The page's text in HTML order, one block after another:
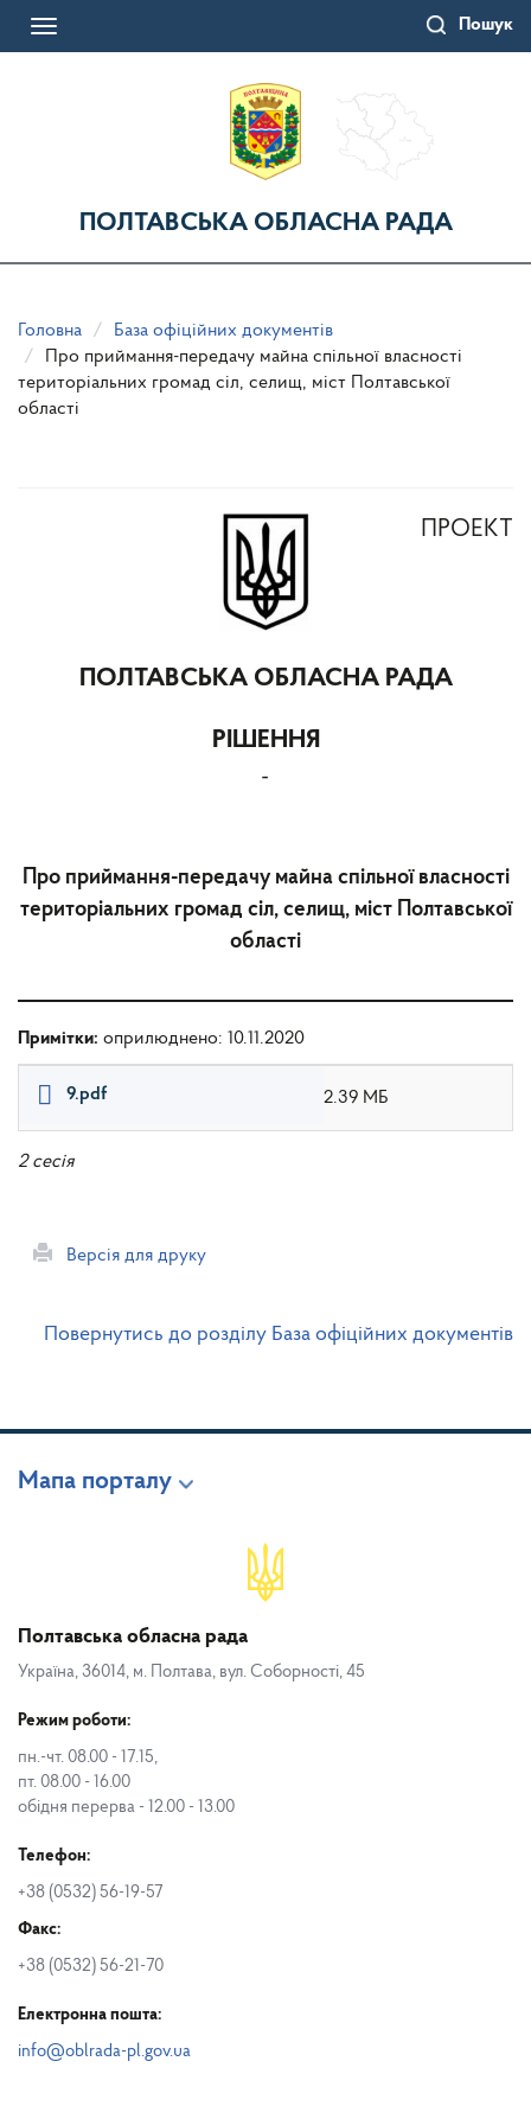
Пошук
Toggle
ПОЛТАВСЬКА ОБЛАСНА РАДА
Головна
База офіційних документів
Про приймання-передачу майна спільної власності
територіальних громад сіл, селищ, міст Полтавської
області
ПРОЕКТ
ПОЛТАВСЬКА ОБЛАСНА РАДА
РІШЕННЯ
-
Про приймання-передачу майна спільної власності
територіальних громад сіл, селищ, міст Полтавської
області
Примітки: оприлюднено: 10.11.2020
9.pdf 2.39 МБ
2 сесія
Версія для друку
Повернутись до розділу База офіційних документів
Мапа порталу
Полтавська обласна рада
Україна, 36014, м. Полтава, вул. Соборності, 45
Режим роботи:
пн.-чт. 08.00 - 17.15,
пт. 08.00 - 16.00
обідня перерва - 12.00 - 13.00
Телефон:
+38 (0532) 56-19-57
Факс:
+38 (0532) 56-21-70
Електронна пошта:
info@oblrada-pl.gov.ua